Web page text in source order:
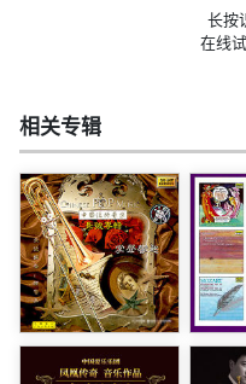
长按
在线
相关专辑